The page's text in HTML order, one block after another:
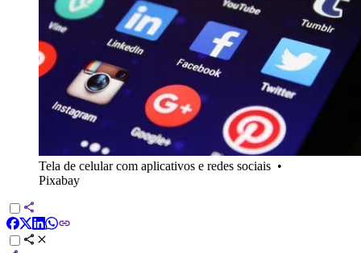
Tela de celular com aplicativos e redes sociais •
Pixabay